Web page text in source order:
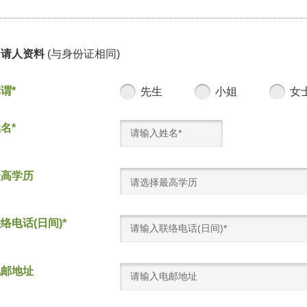
人资料 (与身份证相同)
* 先生 小姐 女
*
学历
请选择最高学历
电话(日间)*
地址